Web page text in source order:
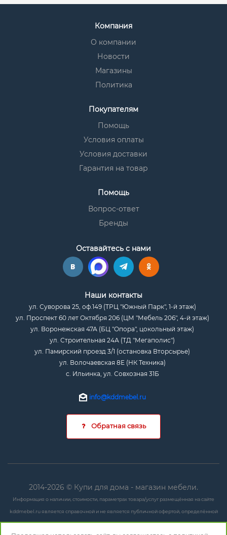
Компания
О компании
Новости
Магазины
Политика
Покупателям
Помощь
Условия оплаты
Условия доставки
Гарантия на товар
Помощь
Вопрос-ответ
Бренды
Оставайтесь с нами
Наши контакты
ул. Суворова 25, оф.149 (ТРЦ "Южный Парк", 1-й этаж)
ул. Проспект 60 лет Октября 206 (ЦМ "Мебель 206", 4-й этаж)
ул. Воронежская 47А (БЦ "Опора", цокольный этаж)
ул. Строительная 24А (ТД "Мегаполис")
ул. Памирский проезд 3/1 (остановка Вторсырье)
ул. Волочаевская 8Е (НК Техника)
с. Ильинка, ул. Совхозная 31Б
info@kddmebel.ru
Обратная связь
2014-2026 © Купи для дома - магазин мебели.
Информация о наличии, стоимости, параметрах товара/услуг размещённая на сайте
kddmebel.ru является справочной и не является публичной офертой, определённой
положениями ст. 437 ГК РФ.